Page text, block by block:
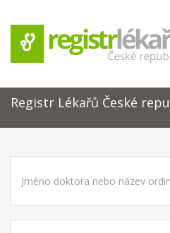
Registr Lékařů České